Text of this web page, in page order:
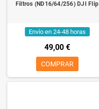
Filtros (ND16/64/256) DJI Flip
Envío en 24-48 horas
49,00 €
COMPRAR